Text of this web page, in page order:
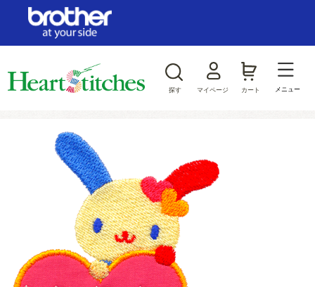
探す マイページ カート メニュー
ログイン/新規会員登録
ジャンルから探す